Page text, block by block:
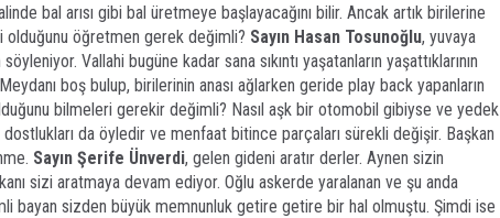
bal arısı gibi bal üretmeye başlayacağını bilir. Ancak artık birilerine
olduğunu öğretmen gerek değimli? Sayın Hasan Tosunoğlu, yuvaya
Vallahi bugüne kadar sana sıkıntı yaşatanların yaşattıklarının
boş bulup, birilerinin anası ağlarken geride play back yapanların
bilmeleri gerekir değimli? Nasıl aşk bir otomobil gibiyse ve yedek
da öyledir ve menfaat bitince parçaları sürekli değişir. Başkan
Sayın Şerife Ünverdi, gelen gideni aratır derler. Aynen sizin
sizi aratmaya devam ediyor. Oğlu askerde yaralanan ve şu anda
bayan sizden büyük memnunluk getire getire bir hal olmuştu. Şimdi ise